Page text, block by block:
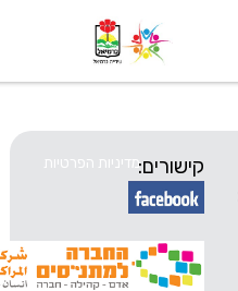
מדיניות הפרטיות